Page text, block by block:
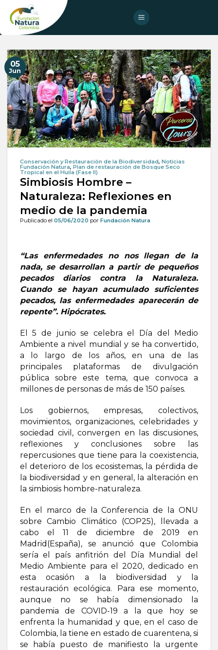
content
05
Jun
Conservación y Restauración de la Biodiversidad, Noticias
Fundación Natura, Plan de restauración de Bosque Seco
Tropical en el Huila (Fase II)
Simbiosis Hombre –
Naturaleza: Reflexiones en
medio de la pandemia
Publicado el 05/06/2020 por Fundación Natura
“Las enfermedades no nos llegan de la
nada, se desarrollan a partir de pequeños
pecados diarios contra la Naturaleza.
Cuando se hayan acumulado suficientes
pecados, las enfermedades aparecerán de
repente”. Hipócrates.
El 5 de junio se celebra el Día del Medio
Ambiente a nivel mundial y se ha convertido,
a lo largo de los años, en una de las
principales plataformas de divulgación
pública sobre este tema, que convoca a
millones de personas de más de 150 países.
Los gobiernos, empresas, colectivos,
movimientos, organizaciones, celebridades y
sociedad civil, convergen en las discusiones,
reflexiones y conclusiones sobre las
repercusiones que tiene para la coexistencia,
el deterioro de los ecosistemas, la pérdida de
la biodiversidad y en general, la alteración en
la simbiosis hombre-naturaleza.
En el marco de la Conferencia de la ONU
sobre Cambio Climático (COP25), llevada a
cabo el 11 de diciembre de 2019 en
Madrid(España), se anunció que Colombia
sería el país anfitrión del Día Mundial del
Medio Ambiente para el 2020, dedicado en
esta ocasión a la biodiversidad y la
restauración ecológica. Para ese momento,
aunque no se había dimensionado la
pandemia de COVID-19 a la que hoy se
enfrenta la humanidad y que, en el caso de
Colombia, la tiene en estado de cuarentena, si
se había puesto de manifiesto la urgente